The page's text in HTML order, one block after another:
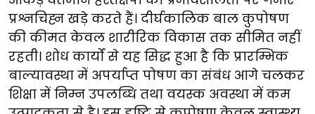
प्रश्नचिह्न खड़े करते हैं। दीर्घकालिक बाल कुपोषण
की कीमत केवल शारीरिक विकास तक सीमित नहीं
रहती। शोध कार्यों से यह सिद्ध हुआ है कि प्रारम्भिक
बाल्यावस्था में अपर्याप्त पोषण का संबंध आगे चलकर
शिक्षा में निम्न उपलब्धि तथा वयस्क अवस्था में कम